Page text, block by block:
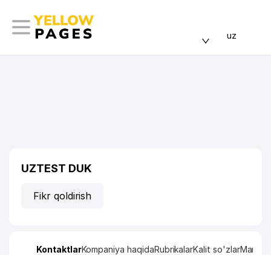
uz
UZTEST DUK
Fikr qoldirish
KontaktlarKompaniya haqidaRubrikalarKalit so'zlarManzil